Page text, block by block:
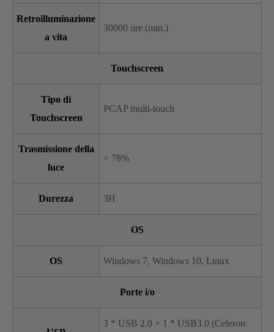
Retroilluminazione
a vita
30000 ore (min.)
Touchscreen
Tipo di
Touchscreen
PCAP multi-touch
Trasmissione della
luce
> 78%
Durezza 3H
OS
OS Windows 7, Windows 10, Linux
Porte i/o
3 * USB 2.0 + 1 * USB3.0 (Celeron